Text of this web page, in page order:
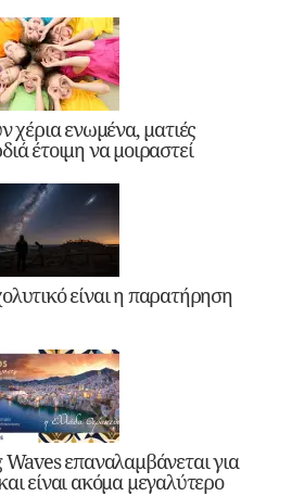
χέρια ενωμένα, ματιές
έτοιμη να μοιραστεί
είναι η παρατήρηση
επαναλαμβάνεται για
είναι ακόμα μεγαλύτερο